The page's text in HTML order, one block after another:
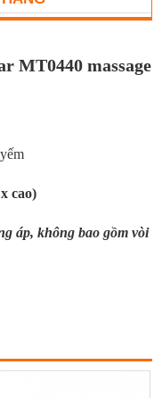
MT0440 massage
cao)
áp, không bao gồm vòi